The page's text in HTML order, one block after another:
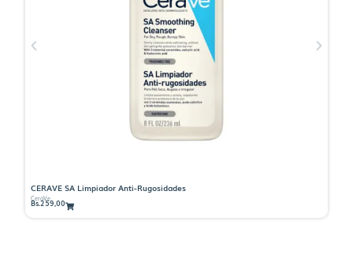
CERAVE SA Limpiador Anti-Rugosidades
CeraVe
Bs.259,00